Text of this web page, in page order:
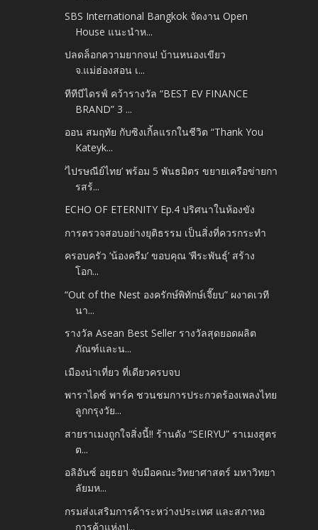
SBS International Bangkok จัดงาน Open
House แนะนำห...
ปลดล็อกความยากจน! บ้านหนองเขียว
จ.แม่ฮ่องสอน เ...
ทีทีบีไดรฟ์ คว้ารางวัล “BEST EV FINANCE
BRAND” 3 ...
ออน สมฤทัย กับซิงเกิ้ลแรกในชีวิต “Thank You
Kateyk...
‘ไปรษณีย์ไทย’ พร้อม 5 พันธมิตร ขยายเครือข่ายกา
รสร้...
ECHO OF ETERNITY Ep.4 ปริศนาในห้องขัง
การตรวจสอบอย่างยุติธรรม เป็นสิ่งที่ควรกระทำ
ครอบครัว ‘น้องครีม’ ขอบคุณ ‘พีระพันธุ์’ สร้าง
โอก...
“Out of the Nest องครักษ์พิทักษ์เจี๊ยบ” ผงาดเวที
นา...
รางวัล Asean Best Seller รางวัลสุดยอดผลิต
ภัณฑ์และน...
เมืองน่าเที่ยว ที่เดียวครบจบ
พาราไดซ์ พาร์ค ชวนชมการประกวดร้องเพลงไทย
ลูกกรุงวัย...
สายราเมงถูกใจสิ่งนี้!! ร้านดัง “SEIRYU” ราเมงสูตร
ต...
อลิอันซ์ อยุธยา จับมือคณะวิทยาศาสตร์ มหาวิทยา
ลัยมห...
กรมส่งเสริมการค้าระหว่างประเทศ และสภาหอ
การค้าแห่งป...